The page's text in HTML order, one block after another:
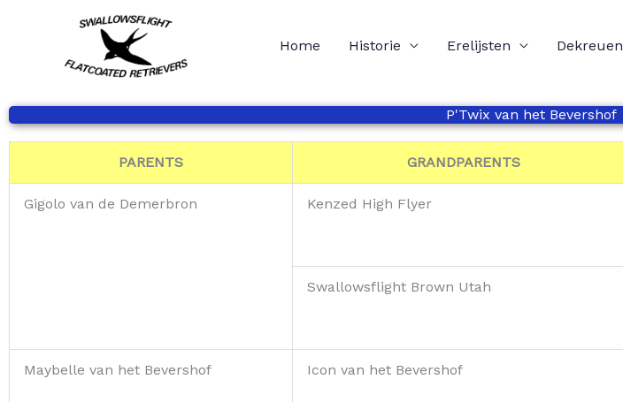
Home Historie Erelijsten Dekreuen
P'Twix van het Bevershof
PARENTS GRANDPARENTS
Gigolo van de Demerbron Kenzed High Flyer
Swallowsflight Brown Utah
Maybelle van het Bevershof Icon van het Bevershof